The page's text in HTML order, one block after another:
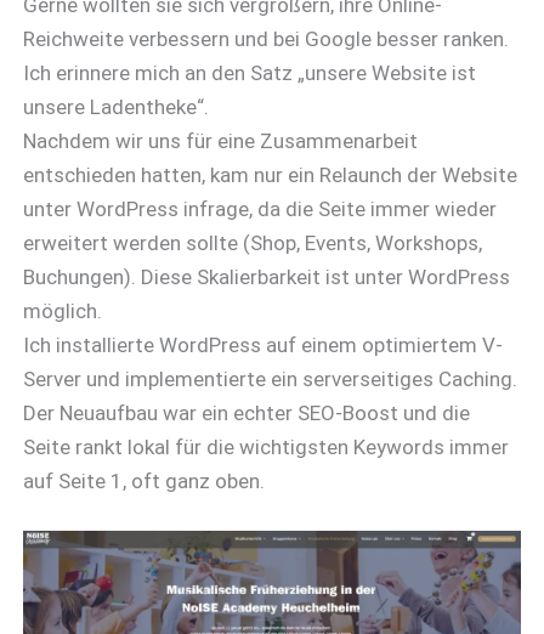
Gerne wollten sie sich vergrößern, ihre Online-
Reichweite verbessern und bei Google besser ranken.
Ich erinnere mich an den Satz „unsere Website ist
unsere Ladentheke“.
Nachdem wir uns für eine Zusammenarbeit
entschieden hatten, kam nur ein Relaunch der Website
unter WordPress infrage, da die Seite immer wieder
erweitert werden sollte (Shop, Events, Workshops,
Buchungen). Diese Skalierbarkeit ist unter WordPress
möglich.
Ich installierte WordPress auf einem optimiertem V-
Server und implementierte ein serverseitiges Caching.
Der Neuaufbau war ein echter SEO-Boost und die
Seite rankt lokal für die wichtigsten Keywords immer
auf Seite 1, oft ganz oben.